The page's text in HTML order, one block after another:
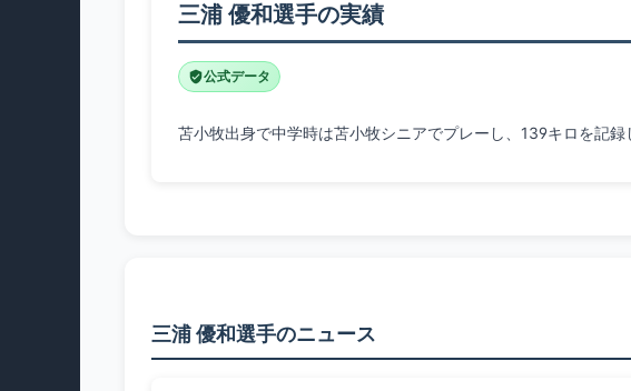
三浦 優和選手の実績
公式データ
苫小牧出身で中学時は苫小牧シニアでプレーし、139キロを記録
三浦 優和選手のニュース